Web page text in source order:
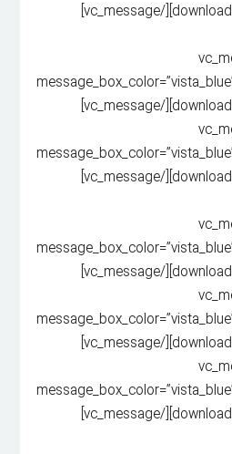
fa-download”][download id=”4229″][/vc_message]
fa-download”][download id=”4233″][/vc_message]
fa-download”][download id=”4235″][/vc_message]